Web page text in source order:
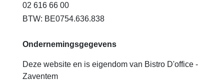
02 616 66 00
BTW: BE0754.636.838
Ondernemingsgegevens
Deze website en is eigendom van Bistro D'office -
Zaventem